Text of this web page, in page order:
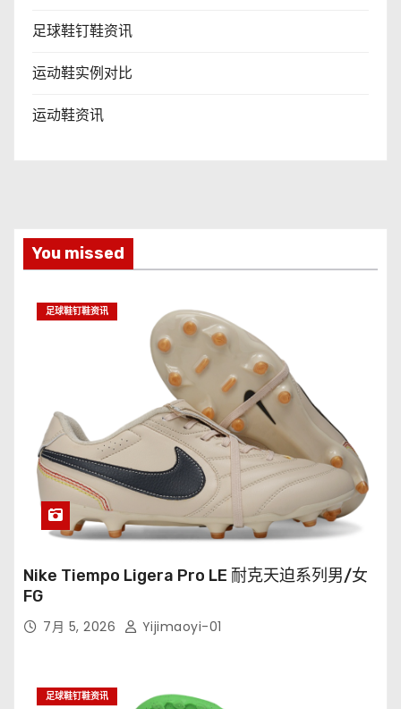
足球鞋钉鞋资讯
运动鞋实例对比
运动鞋资讯
You missed
足球鞋钉鞋资讯
Nike Tiempo Ligera Pro LE 耐克天迫系列男/女
FG
7月 5, 2026 Yijimaoyi-01
足球鞋钉鞋资讯